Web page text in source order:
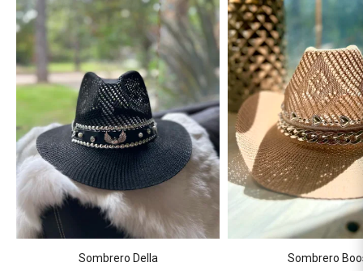
Sombrero Della Sombrero